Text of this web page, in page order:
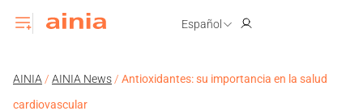
Español
AINIA / AINIA News / Antioxidantes: su importancia en la salud
cardiovascular